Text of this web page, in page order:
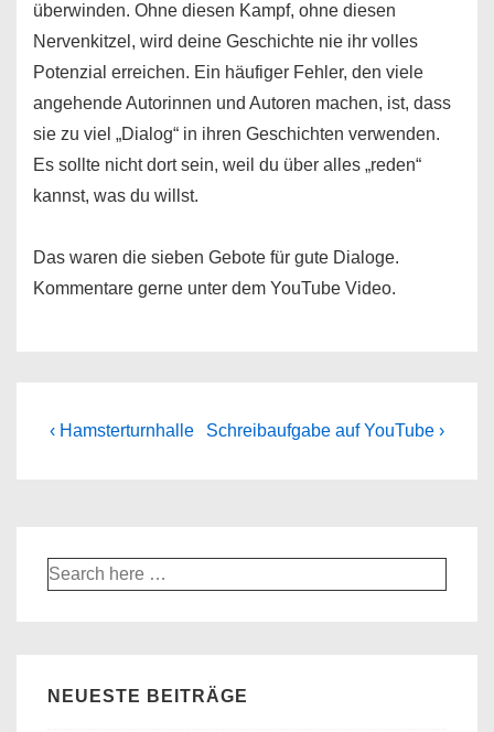
überwinden. Ohne diesen Kampf, ohne diesen
Nervenkitzel, wird deine Geschichte nie ihr volles
Potenzial erreichen. Ein häufiger Fehler, den viele
angehende Autorinnen und Autoren machen, ist, dass
sie zu viel „Dialog“ in ihren Geschichten verwenden.
Es sollte nicht dort sein, weil du über alles „reden“
kannst, was du willst.
Das waren die sieben Gebote für gute Dialoge.
Kommentare gerne unter dem YouTube Video.
Beitragsnavigation
Vorheriger
‹ Hamsterturnhalle
Nächster
Schreibaufgabe auf YouTube ›
Suche
nach:
NEUESTE BEITRÄGE